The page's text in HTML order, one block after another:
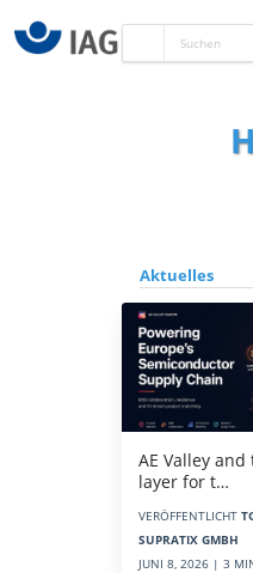
Aktuelles
AE Valley
layer for t…
VERÖFFENTLICHT
SUPRATIX GMBH
JUNI 8, 2026 | 3